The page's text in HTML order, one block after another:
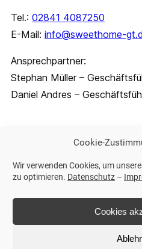
Cookie-
Wir verwenden Cookies, um
zu optimieren. Datenschutz –
Cookies
Tel.: 02841 4087250
E-Mail: info@sweethome-
Ansprechpartner:
Stephan Müller –
Daniel Andres –
Weitere Links
Impressum
© 2025 SweetHome